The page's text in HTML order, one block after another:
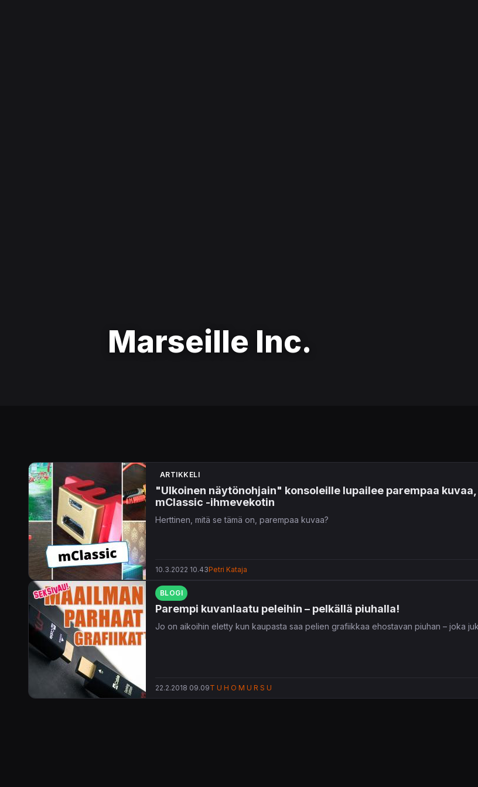
Marseille Inc.
ARTIKKELI
"Ulkoinen näytönohjain" konsoleille lupailee parempaa
mClassic -ihmevekotin
Herttinen, mitä se tämä on, parempaa kuvaa?
10.3.2022 10.43Petri Kataja
BLOGI
Parempi kuvanlaatu peleihin – pelkällä piuhalla!
Jo on aikoihin eletty kun kaupasta saa pelien grafiikkaa ehostavan piuhan – joka
22.2.2018 09.09T U H O M U R S U